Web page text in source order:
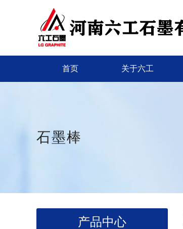
首页 关于六工
石墨棒
产品中心